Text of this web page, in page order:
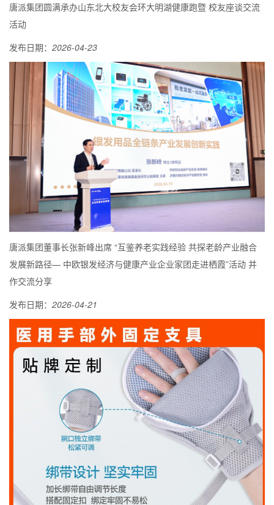
唐派集团圆满承办山东北大校友会环大明湖健康跑暨 校友座谈交流
活动
发布日期： 2026-04-23
唐派集团董事长张新峰出席 “互鉴养老实践经验 共探老龄产业融合
发展新路径— 中欧银发经济与健康产业企业家团走进栖霞”活动 并
作交流分享
发布日期： 2026-04-21